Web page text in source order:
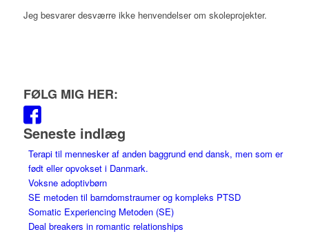
Jeg besvarer desværre ikke henvendelser om skoleprojekter.
FØLG MIG HER:
Seneste indlæg
Terapi til mennesker af anden baggrund end dansk, men som er
født eller opvokset i Danmark.
Voksne adoptivbørn
SE metoden til barndomstraumer og kompleks PTSD
Somatic Experiencing Metoden (SE)
Deal breakers in romantic relationships